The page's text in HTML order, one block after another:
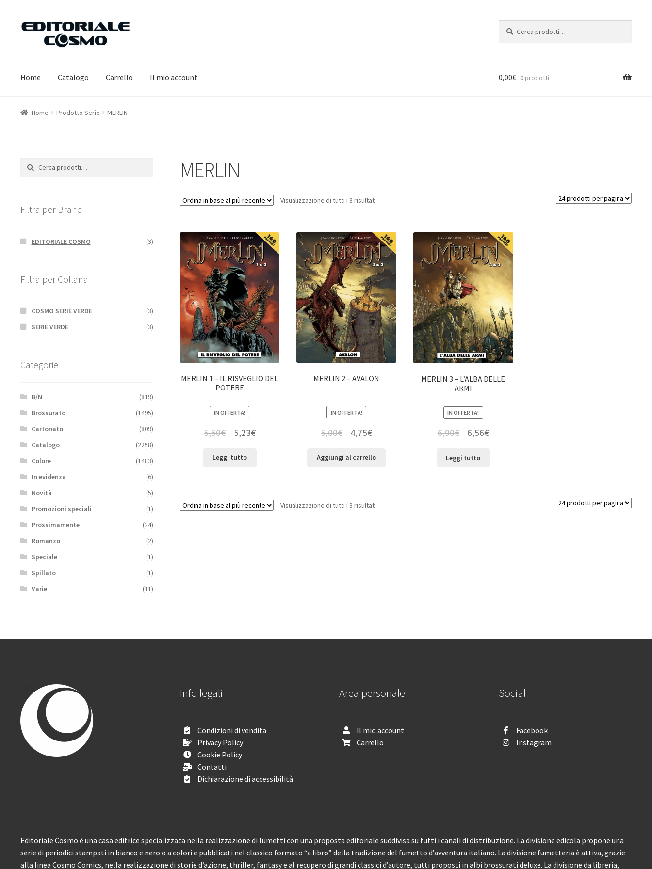
Vai
navigazione
Vai
Home Catalogo Carrello Il mio account 0,00€ 0 prodotti
Home Prodotto Serie MERLIN
MERLIN
Visualizzazione di tutti i 3 risultati
MERLIN 1 – IL RISVEGLIO DEL
POTERE
IN OFFERTA!
5,50€ 5,23€
Leggi tutto
MERLIN 2 – AVALON
IN OFFERTA!
5,00€ 4,75€
Aggiungi al carrello
MERLIN 3 – L’ALBA DELLE
ARMI
IN OFFERTA!
6,90€ 6,56€
Leggi tutto
Visualizzazione di tutti i 3 risultati
Cerca:
Cerca
Filtra per Brand
EDITORIALE COSMO (3)
Filtra per Collana
COSMO SERIE VERDE
(3)
SERIE VERDE
(3)
Categorie
B/N
(819)
Brossurato
(1495)
Cartonato
(809)
Catalogo
(2258)
Colore
(1483)
In evidenza
(6)
Novità
(5)
Promozioni speciali
(1)
Prossimamente
(24)
Romanzo
(2)
Speciale
(1)
Spillato
(1)
Varie
(11)
Info legali
Condizioni di vendita
Privacy Policy
Cookie Policy
Contatti
Dichiarazione di accessibilità
Area personale
Il mio account
Carrello
Social
Facebook
Instagram
Editoriale Cosmo è una casa editrice specializzata nella realizzazione di fumetti con una proposta editoriale suddivisa su tutti i canali di distribuzione. La divisione edicola propone una
serie di periodici stampati in bianco e nero o a colori e pubblicati nel classico formato “a libro” della tradizione del fumetto d’avventura italiano. La divisione fumetteria è attiva, grazie
alla linea Cosmo Comics, nella realizzazione di storie d’azione, thriller, fantasy e al recupero di grandi classici d’autore, tutti proposti in albi brossurati deluxe. La divisione da libreria,